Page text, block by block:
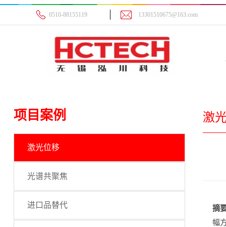
0510-88155119 13301510675@163.com
项目案例
激光位移
光谱共聚焦
进口品替代
激
摘
幅